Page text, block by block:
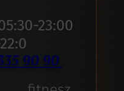
23:00
90 90